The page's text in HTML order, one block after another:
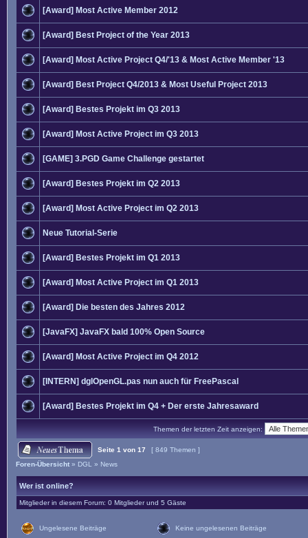
[Award] Most Active Member 2012
[Award] Best Project of the Year 2013
[Award] Most Active Project Q4/'13 & Most Active Member '13
[Award] Best Project Q4/2013 & Most Useful Project 2013
[Award] Bestes Projekt im Q3 2013
[Award] Most Active Project im Q3 2013
[GAME] 3.PGD Game Challenge gestartet
[Award] Bestes Projekt im Q2 2013
[Award] Most Active Project im Q2 2013
Neue Tutorial-Serie
[Award] Bestes Projekt im Q1 2013
[Award] Most Active Project im Q1 2013
[Award] Die besten des Jahres 2012
[JavaFX] JavaFX bald 100% Open Source
[Award] Most Active Project im Q4 2012
[INTERN] dglOpenGL.pas nun auch für FreePascal
[Award] Bestes Projekt im Q4 + Der erste Jahresaward
Themen der letzten Zeit anzeigen:
Seite 1 von 17
[ 849 Themen ]
Foren-Übersicht » DGL » News
Wer ist online?
Mitglieder in diesem Forum: 0 Mitglieder und 5 Gäste
Ungelesene Beiträge Keine ungelesenen Beiträge